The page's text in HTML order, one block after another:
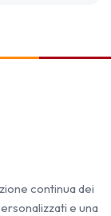
continua dei
e una